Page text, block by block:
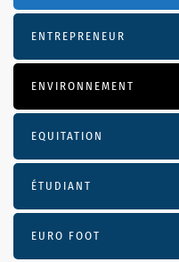
ENTREPRENEUR
ENVIRONNEMENT
EQUITATION
ÉTUDIANT
EURO FOOT